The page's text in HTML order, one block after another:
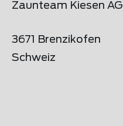
Zaunteam Kiesen AG
3671 Brenzikofen
Schweiz